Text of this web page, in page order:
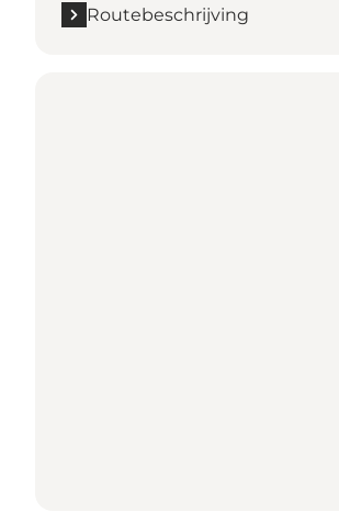
Routebeschrijving